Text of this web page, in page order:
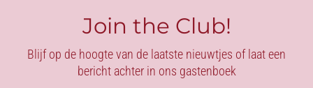
Join the Club!
Blijf op de hoogte van de laatste nieuwtjes of laat een
bericht achter in ons gastenboek